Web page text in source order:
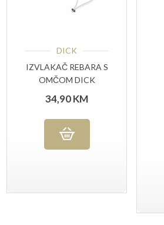
DICK
IZVLAKAČ REBARA S
OMČOM DICK
34,90KM